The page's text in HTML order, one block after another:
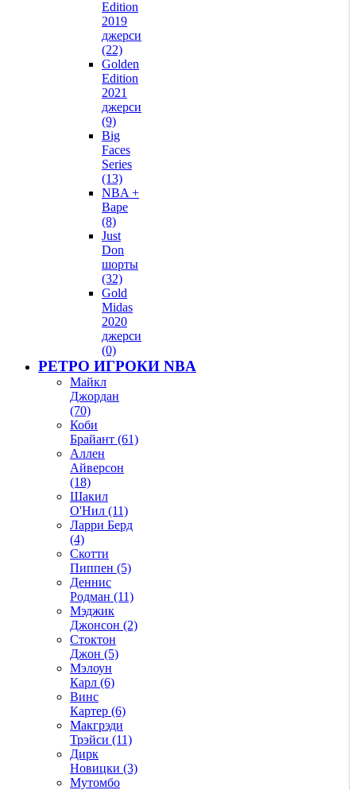
Edition
2019
джерси
(22)
Golden
Edition
2021
джерси
(9)
Big
Faces
Series
(13)
NBA +
Bape
(8)
Just
Don
шорты
(32)
Gold
Midas
2020
джерси
(0)
РЕТРО ИГРОКИ NBA
Майкл
Джордан
(70)
Коби
Брайант (61)
Аллен
Айверсон
(18)
Шакил
О'Нил (11)
Ларри Берд
(4)
Скотти
Пиппен (5)
Деннис
Родман (11)
Мэджик
Джонсон (2)
Стоктон
Джон (5)
Мэлоун
Карл (6)
Винс
Картер (6)
Макгрэди
Трэйси (11)
Дирк
Новицки (3)
Мутомбо